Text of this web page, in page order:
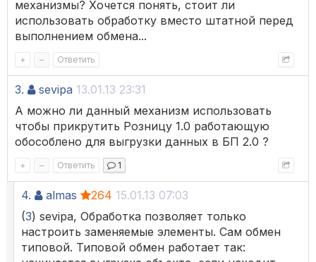
механизмы? Хочется понять, стоит ли
использовать обработку вместо штатной перед
выполнением обмена...
+ – Ответить
3. sevipa 13.01.13 23:31
А можно ли данный механизм использовать
чтобы прикрутить Розницу 1.0 работающую
обособлено для выгрузки данных в БП 2.0 ?
+ – Ответить 1
4. almas 264 15.01.13 07:03
(3) sevipa, Обработка позволяет только
настроить заменяемые элементы. Сам обмен
типовой. Типовой обмен работает так: